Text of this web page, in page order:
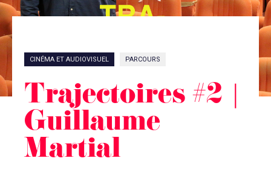
CINÉMA ET AUDIOVISUEL PARCOURS
Trajectoires #2 |
Guillaume
Martial